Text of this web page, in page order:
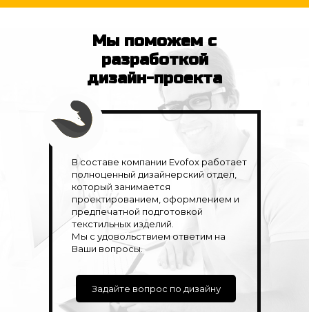
Мы поможем с
разработкой
дизайн-проекта
В составе компании Evofox работает
полноценный дизайнерский отдел,
который занимается
проектированием, оформлением и
предпечатной подготовкой
текстильных изделий.
Мы с удовольствием ответим на
Ваши вопросы.
Задайте вопрос по дизайну